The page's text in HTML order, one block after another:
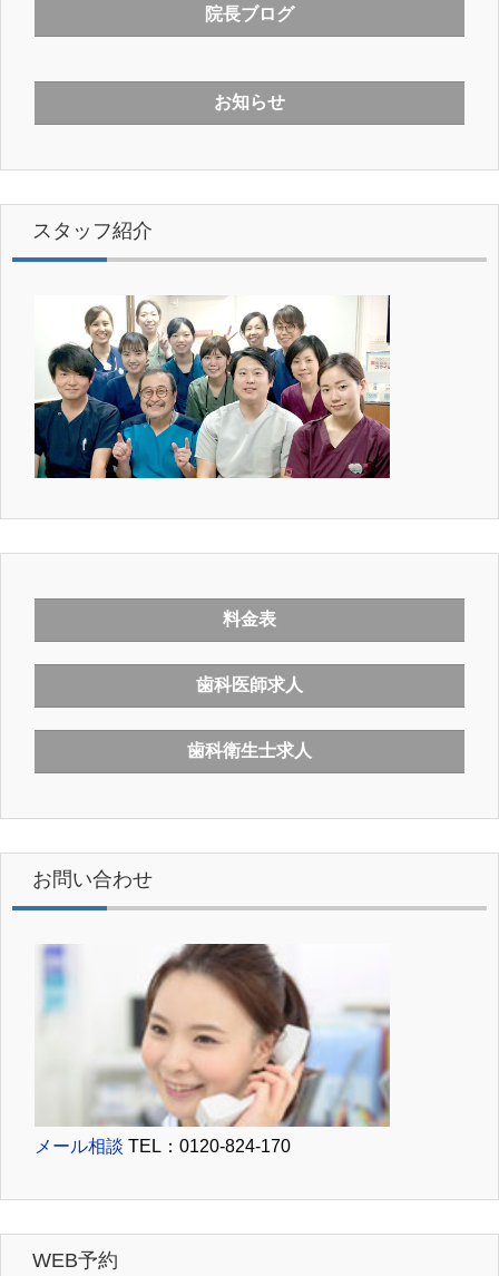
院長ブログ
お知らせ
スタッフ紹介
料金表
歯科医師求人
歯科衛生士求人
お問い合わせ
メール相談 TEL：0120-824-170
WEB予約